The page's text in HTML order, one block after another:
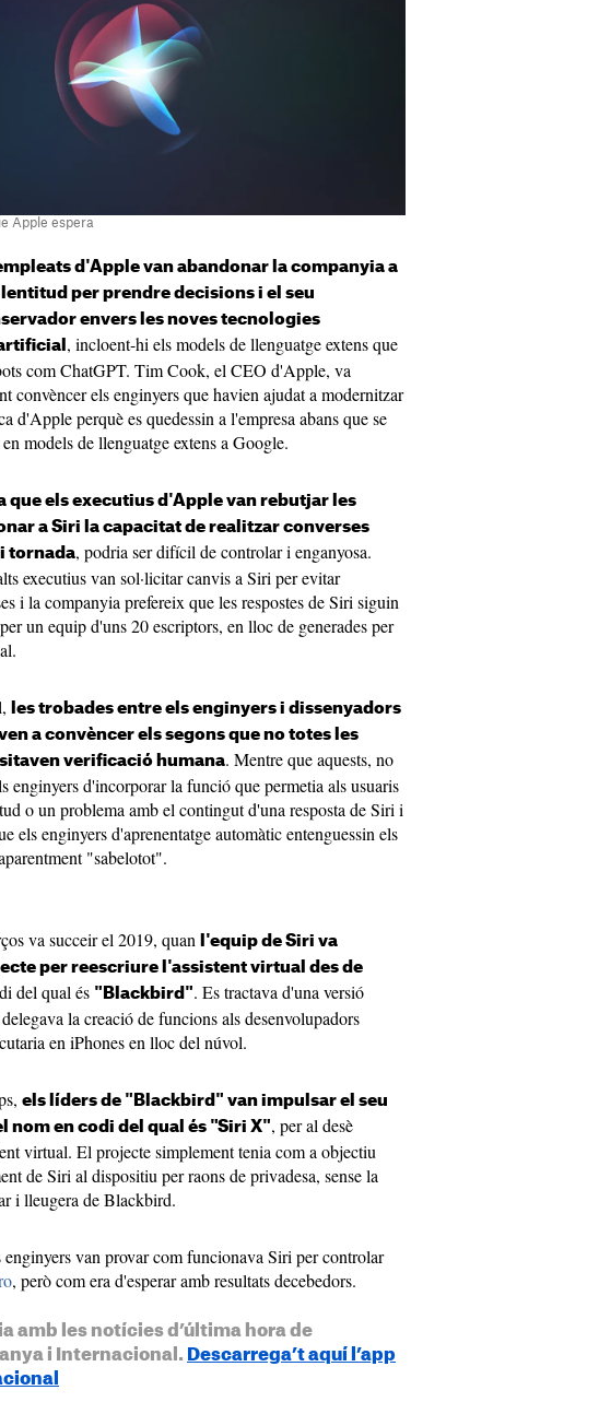
Apple espera
d'Apple van abandonar la companyia a
lentitud per prendre decisions i el seu
envers les noves tecnologies
, incloent-hi els models de llenguatge extens que
com ChatGPT. Tim Cook, el CEO d'Apple, va
convèncer els enginyers que havien ajudat a modernitzar
d'Apple perquè es quedessin a l'empresa abans que se
models de llenguatge extens a Google.
que els executius d'Apple van rebutjar les
a ‌Siri‌ la capacitat de realitzar converses
tornada, podria ser difícil de controlar i enganyosa.
executius van sol·licitar canvis a ‌Siri‌ per evitar
i la companyia prefereix que les respostes de ‌Siri‌ siguin
un equip d'uns 20 escriptors, en lloc de generades per
les trobades entre els enginyers i dissenyadors
a convèncer els segons que no totes les
verificació humana. Mentre que aquests, no
enginyers d'incorporar la funció que permetia als usuaris
o un problema amb el contingut d'una resposta de ‌Siri‌ i
els enginyers d'aprenentatge automàtic entenguessin els
"sabelotot".
va succeir el 2019, quan
l'equip de ‌Siri‌ va
per reescriure l'assistent virtual des de
del qual és "Blackbird". Es tractava d'una versió
la creació de funcions als desenvolupadors
en iPhones en lloc del núvol.
els líders de "Blackbird" van impulsar el seu
nom en codi del qual és "‌Siri‌ X", per al desè
virtual. El projecte simplement tenia com a objectiu
de ‌Siri‌ al dispositiu per raons de privadesa, sense la
i lleugera de Blackbird.
enginyers van provar com funcionava Siri per controlar
, però com era d'esperar amb resultats decebedors.
amb les notícies d’última hora de
i Internacional. Descarrega’t aquí l’app